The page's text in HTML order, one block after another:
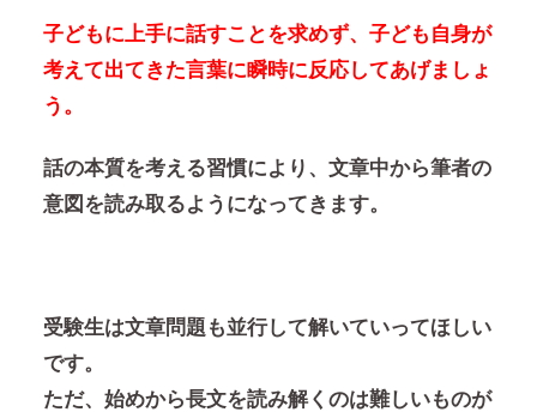
子どもに上手に話すことを求めず、子ども自身が
考えて出てきた言葉に瞬時に反応してあげましょ
う。
話の本質を考える習慣により、文章中から筆者の
意図を読み取るようになってきます。
受験生は文章問題も並行して解いていってほしい
です。
ただ、始めから長文を読み解くのは難しいものが